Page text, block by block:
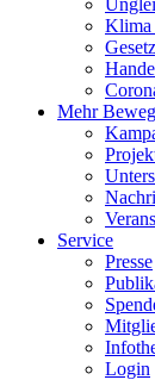
Klima
Mehr
Service
Presse
Login